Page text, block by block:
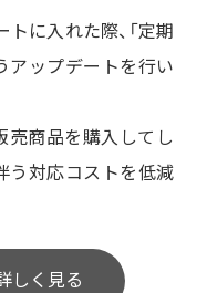
に入れた際、「定期
アップデートを行い
売商品を購入してし
う対応コストを低減
しく見る